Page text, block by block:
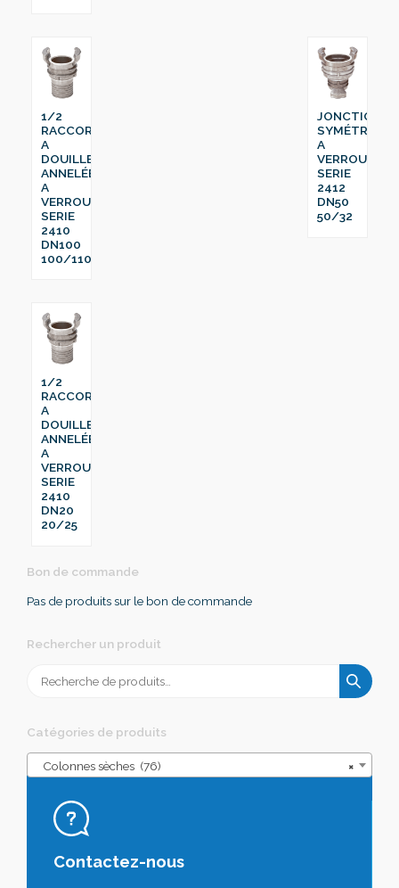
1/2
RACCORD
A
DOUILLE
ANNELÉE
A
VERROU
SERIE
2410
DN100
100/110
JONCTION
SYMÉTRIQUE
A
VERROU
SERIE
2412
DN50
50/32
1/2
RACCORD
A
DOUILLE
ANNELÉE
A
VERROU
SERIE
2410
DN20
20/25
Bon de commande
Pas de produits sur le bon de commande
Rechercher un produit
pour :
Catégories de produits
×
Colonnes sèches (76)
Contactez-nous